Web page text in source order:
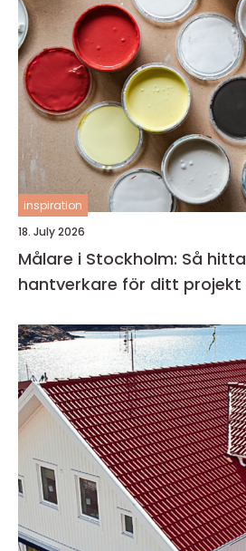
inspiration
18. July 2026
Målare i Stockholm: Så
hantverkare för ditt projekt